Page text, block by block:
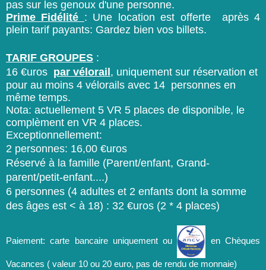
pas sur les genoux d'une personne.
Prime Fidél ité : Une location est offerte après 4
plein tarif payants: Gardez bien vos billets.
TARIF GROUPES :
16 €uros par vélorail , uniquement sur réservation et
pour au moins 4 vélorails avec 14 personnes en
même temps.
Nota: actuellement 5 VR 5 places de disponible, le
complèment en VR 4 places.
Exceptionnellement:
2 personnes: 16,00 €uros
Réservé à la famille (Parent/enfant, Grand-
parent/petit-enfant....)
6 personnes (4 adultes et 2 enfants dont la somme
des âges est < à 18) : 32 €uros (2 * 4 places)
Paiement: carte bancaire uniquement ou en Chèques
Vacances ( valeur 10 ou 20 euro, pas de rendu de monnaie)